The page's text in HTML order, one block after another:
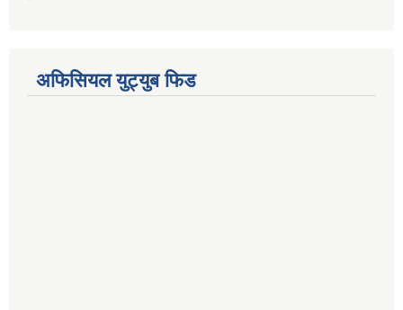
अफिसियल युट्युब फिड